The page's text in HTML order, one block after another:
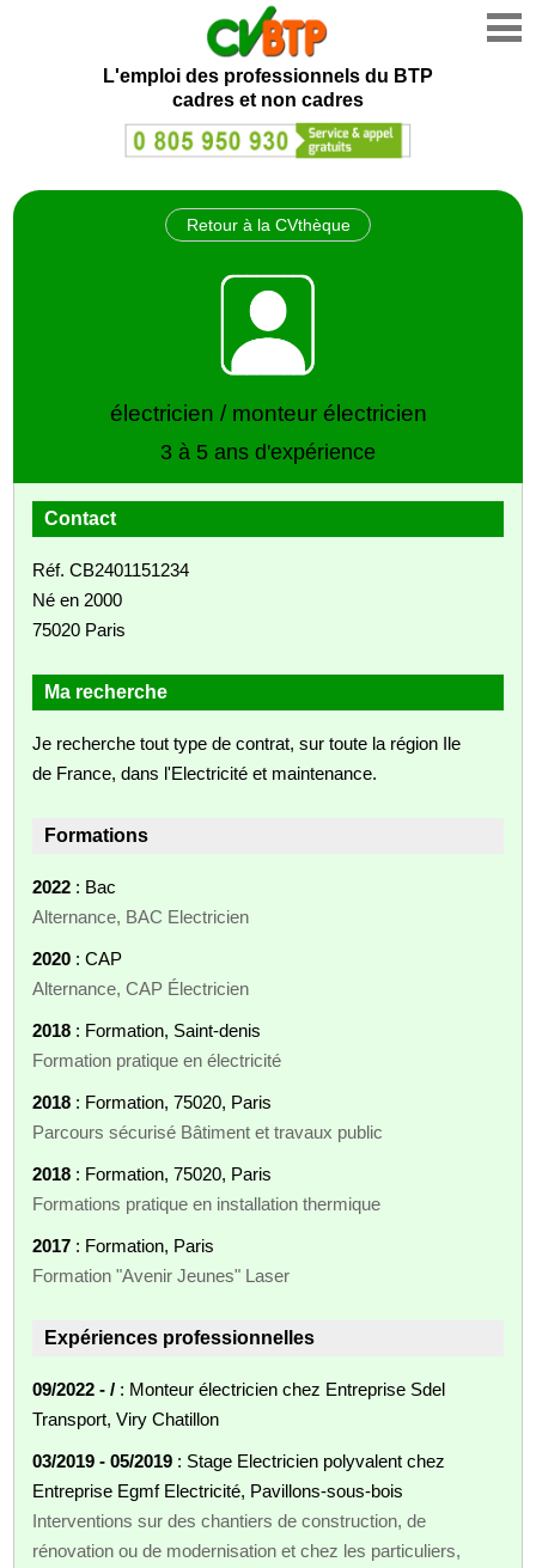
L'emploi des professionnels du BTP
cadres et non cadres
Retour à la CVthèque
électricien / monteur électricien
3 à 5 ans d'expérience
Contact
Réf. CB2401151234
Né en 2000
75020 Paris
Ma recherche
Je recherche tout type de contrat, sur toute la région Ile
de France, dans l'Electricité et maintenance.
Formations
2022 : Bac
Alternance, BAC Electricien
2020 : CAP
Alternance, CAP Électricien
2018 : Formation, Saint-denis
Formation pratique en électricité
2018 : Formation, 75020, Paris
Parcours sécurisé Bâtiment et travaux public
2018 : Formation, 75020, Paris
Formations pratique en installation thermique
2017 : Formation, Paris
Formation "Avenir Jeunes" Laser
Expériences professionnelles
09/2022 - / : Monteur électricien chez Entreprise Sdel
Transport, Viry Chatillon
03/2019 - 05/2019 : Stage Electricien polyvalent chez
Entreprise Egmf Electricité, Pavillons-sous-bois
Interventions sur des chantiers de construction, de
rénovation ou de modernisation et chez les particuliers,